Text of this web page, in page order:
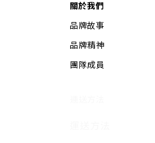
關於我們
品牌故事
品牌精神
團隊成員